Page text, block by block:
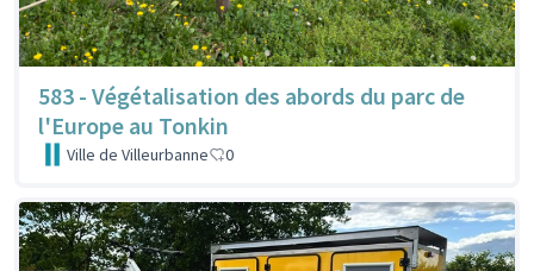
583 - Végétalisation des abords du parc de
l'Europe au Tonkin
Ville de Villeurbanne 0